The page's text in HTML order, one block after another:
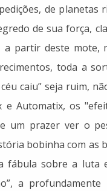
de
de sua força,
a partir deste mote,
toda a
caiu” seja ruim,
e Automatix, os
um prazer ver o
bobinha com as
fábula sobre a luta
a profundamente